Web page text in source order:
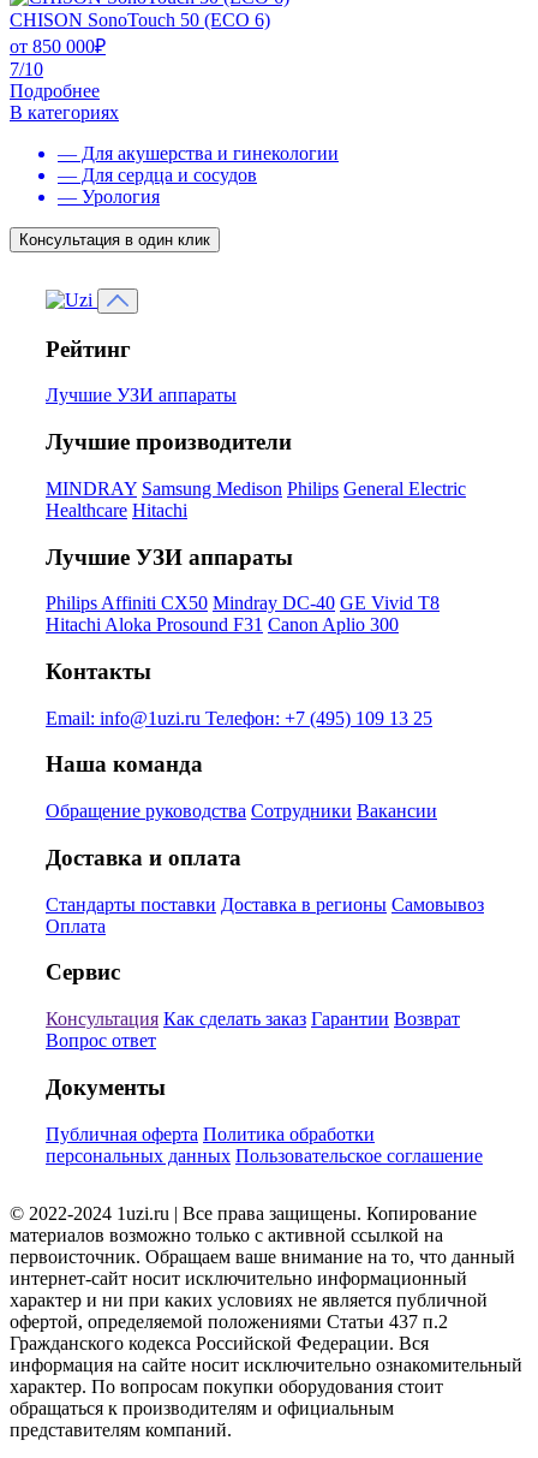
CHISON SonoTouch 50 (ECO 6)
от 850 000₽
7/10
Подробнее
В категориях
— Для акушерства и гинекологии
— Для сердца и сосудов
— Урология
Консультация в один клик
Рейтинг
Лучшие УЗИ аппараты
Лучшие производители
MINDRAY Samsung Medison Philips General Electric
Healthcare Hitachi
Лучшие УЗИ аппараты
Philips Affiniti CX50 Mindray DC-40 GE Vivid T8
Hitachi Aloka Prosound F31 Canon Aplio 300
Контакты
Email: info@1uzi.ru Телефон: +7 (495) 109 13 25
Наша команда
Обращение руководства Сотрудники Вакансии
Доставка и оплата
Стандарты поставки Доставка в регионы Самовывоз
Оплата
Сервис
Консультация Как сделать заказ Гарантии Возврат
Вопрос ответ
Документы
Публичная оферта Политика обработки
персональных данных Пользовательское соглашение
© 2022-2024 1uzi.ru | Все права защищены. Копирование
материалов возможно только с активной ссылкой на
первоисточник. Обращаем ваше внимание на то, что данный
интернет-сайт носит исключительно информационный
характер и ни при каких условиях не является публичной
офертой, определяемой положениями Статьи 437 п.2
Гражданского кодекса Российской Федерации. Вся
информация на сайте носит исключительно ознакомительный
характер. По вопросам покупки оборудования стоит
обращаться к производителям и официальным
представителям компаний.